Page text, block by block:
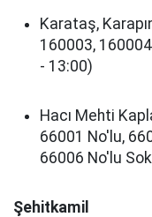
Karataş,
160003,
- 13:00)
Hacı Mehti
66001 No'lu,
66006 No'lu
Şehitkamil